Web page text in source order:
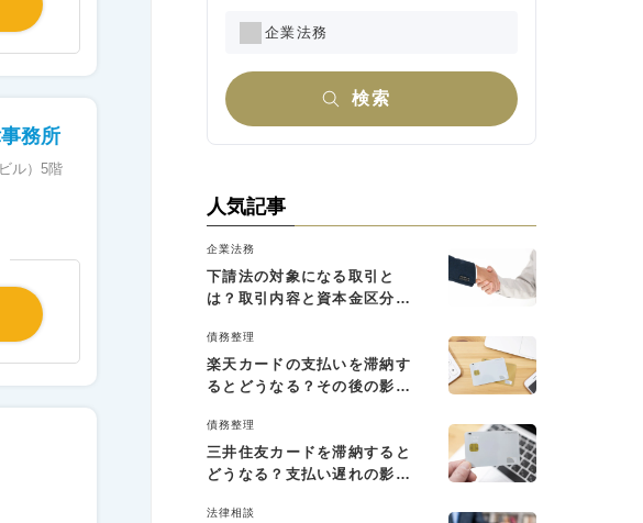
事務所
ル）5階
企業法務
検索
人気記事
企業法務
下請法の対象になる取引と
は？取引内容と資本金区分に
債務整理
楽天カードの支払いを滞納す
るとどうなる？その後の影響
債務整理
三井住友カードを滞納すると
どうなる？支払い遅れの影響
法律相談